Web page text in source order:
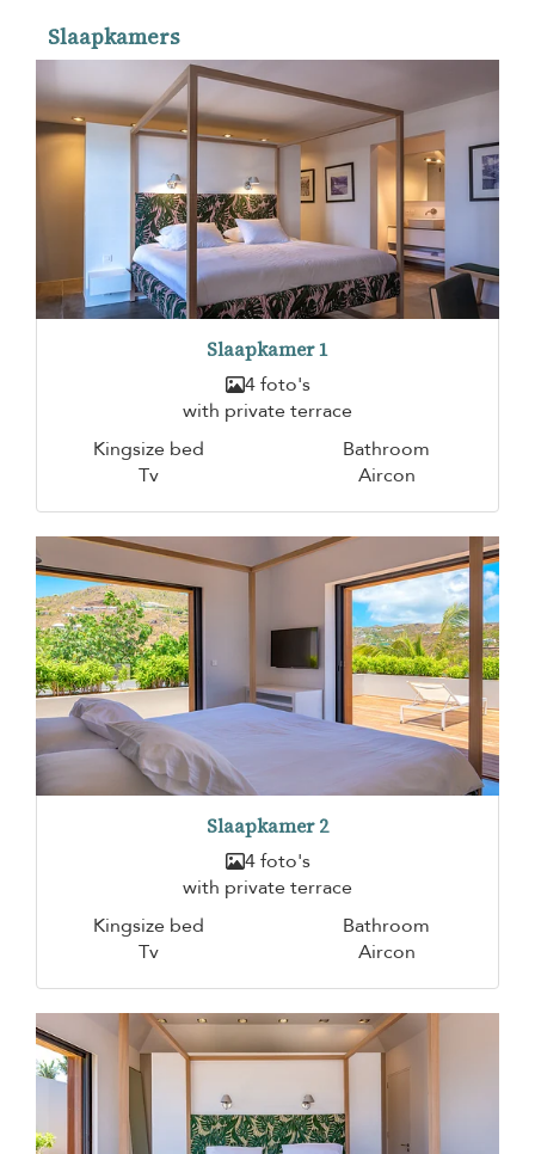
Slaapkamers
Slaapkamer 1
4 foto's
with private terrace
Kingsize bed
Bathroom
Tv
Aircon
Slaapkamer 2
4 foto's
with private terrace
Kingsize bed
Bathroom
Tv
Aircon